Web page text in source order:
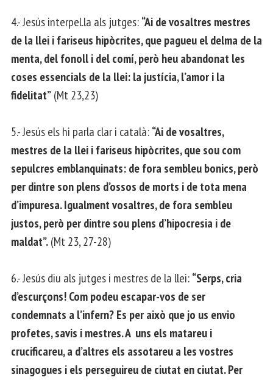
4.- Jesús interpel.la als jutges:“Ai de vosaltres mestres
de la llei i fariseus hipòcrites, que pagueu el delma de la
menta, del fonoll i del comí, però heu abandonat les
coses essencials de la llei: la justícia, l’amor i la
fidelitat”(Mt 23,23)
5.- Jesús els hi parla clar i català:“Ai de vosaltres,
mestres de la llei i fariseus hipòcrites, que sou com
sepulcres emblanquinats: de fora sembleu bonics, però
per dintre son plens d’ossos de morts i de tota mena
d’impuresa. Igualment vosaltres, de fora sembleu
justos, però per dintre sou plens d’hipocresia i de
maldat”.(Mt 23, 27-28)
6.- Jesús diu als jutges i mestres de la llei:“Serps, cria
d’escurçons! Com podeu escapar-vos de ser
condemnats a l’infern? Es per això que jo us envio
profetes, savis i mestres. A uns els matareu i
crucificareu, a d’altres els assotareu a les vostres
sinagogues i els perseguireu de ciutat en ciutat. Per